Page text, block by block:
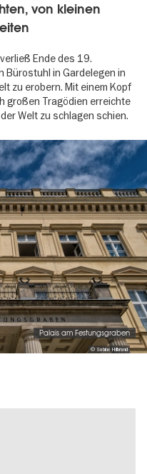
von kleinen
Ende des 19.
Bürostuhl in Gardelegen in
zu erobern. Mit einem Kopf
großen Tragödien erreichte
Welt zu schlagen schien.
© Sabine Hilbrand
Palais am Festungsgraben